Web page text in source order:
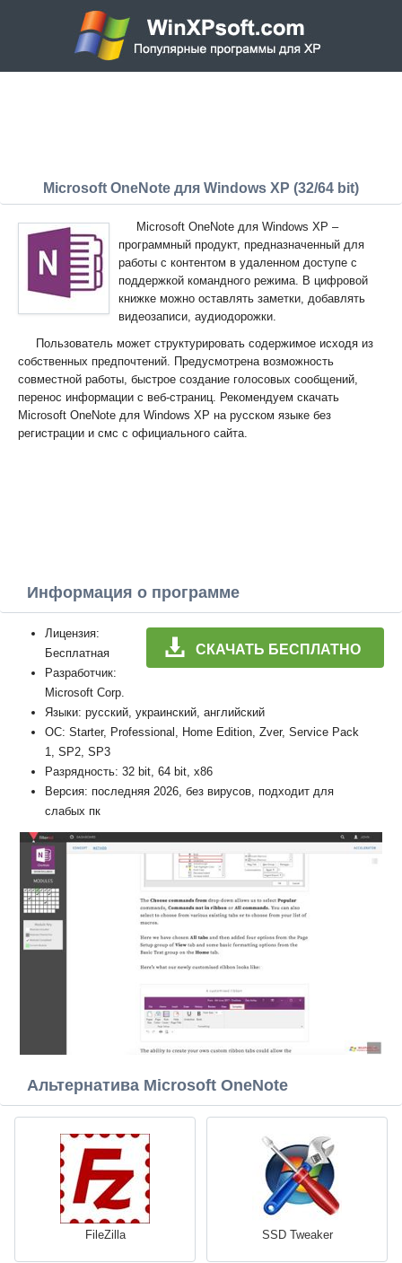
Microsoft OneNote для Windows XP (32/64 bit)
Microsoft OneNote для Windows XP –
программный продукт, предназначенный для
работы с контентом в удаленном доступе с
поддержкой командного режима. В цифровой
книжке можно оставлять заметки, добавлять
видеозаписи, аудиодорожки.
Пользователь может структурировать содержимое исходя из
собственных предпочтений. Предусмотрена возможность
совместной работы, быстрое создание голосовых сообщений,
перенос информации с веб-страниц. Рекомендуем скачать
Microsoft OneNote для Windows XP на русском языке без
регистрации и смс с официального сайта.
Информация о программе
СКАЧАТЬ БЕСПЛАТНО
Лицензия:
Бесплатная
Разработчик:
Microsoft Corp.
Языки: русский, украинский, английский
ОС: Starter, Professional, Home Edition, Zver, Service Pack
1, SP2, SP3
Разрядность: 32 bit, 64 bit, x86
Версия: последняя 2026, без вирусов, подходит для
слабых пк
Альтернатива Microsoft OneNote
FileZilla SSD Tweaker